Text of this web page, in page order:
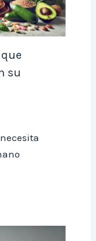
su